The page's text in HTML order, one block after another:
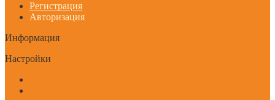
Регистрация
Авторизация
Информация
Настройки